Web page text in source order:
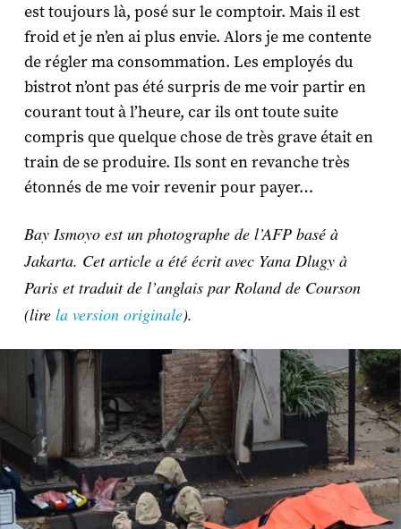
est toujours là, posé sur le comptoir. Mais il est
froid et je n’en ai plus envie. Alors je me contente
de régler ma consommation. Les employés du
bistrot n’ont pas été surpris de me voir partir en
courant tout à l’heure, car ils ont toute suite
compris que quelque chose de très grave était en
train de se produire. Ils sont en revanche très
étonnés de me voir revenir pour payer…
Bay Ismoyo est un photographe de l’AFP basé à
Jakarta. Cet article a été écrit avec Yana Dlugy à
Paris et traduit de l’anglais par Roland de Courson
(lire la version originale).